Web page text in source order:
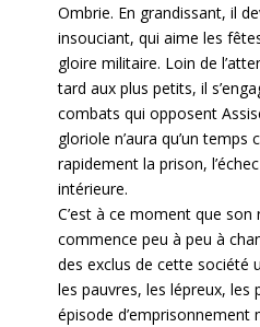
Ombrie. En grandissant, il
insouciant, qui aime les
gloire militaire. Loin de
tard aux plus petits, il
combats qui opposent
gloriole n’aura qu’un temps
rapidement la prison,
intérieure.
C’est à ce moment que
commence peu à peu à
des exclus de cette société
les pauvres, les lépreux, les
épisode d’emprisonnement